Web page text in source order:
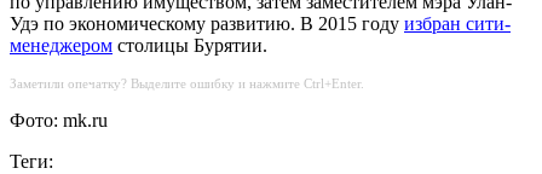
Удэ по экономическому развитию. В 2015 году избран сити-
менеджером столицы Бурятии.
Заметили опечатку? Выделите ошибку и нажмите Ctrl+Enter.
Фото: mk.ru
Теги: